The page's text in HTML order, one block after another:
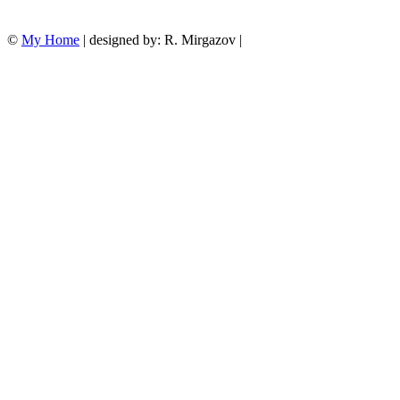
© My Home | designed by: R. Mirgazov |